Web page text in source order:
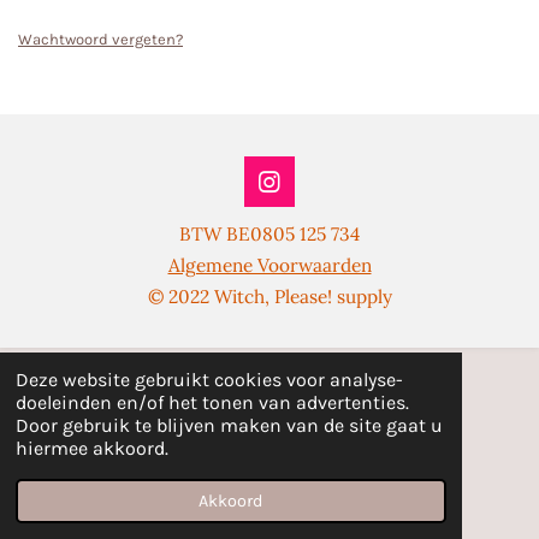
Deze website gebruikt cookies voor analyse-
doeleinden en/of het tonen van advertenties.
Door gebruik te blijven maken van de site gaat u
hiermee akkoord.
Akkoord
Wachtwoord vergeten?
I
n
s
t
g
a
m
BTW BE0805 125 734
Algemene Voorwaarden
© 2022 Witch, Please! supply